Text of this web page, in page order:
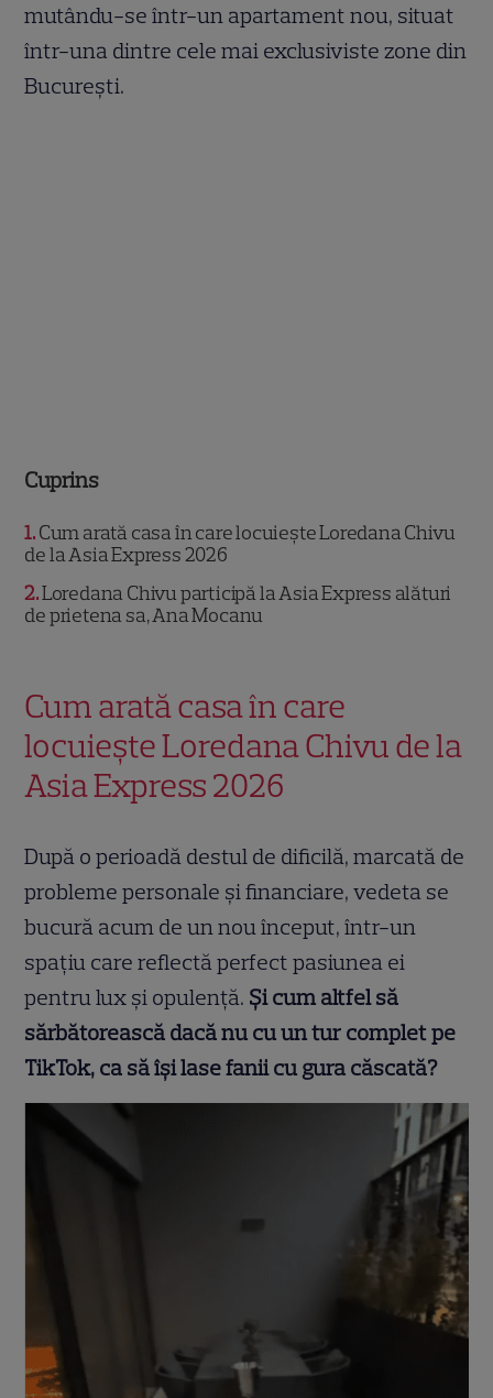
mutându-se într-un apartament nou, situat
într-una dintre cele mai exclusiviste zone din
București.
Cuprins
1 Cum arată casa în care locuiește Loredana Chivu
de la Asia Express 2026
2 Loredana Chivu participă la Asia Express alături
de prietena sa, Ana Mocanu
Cum arată casa în care
locuiește Loredana Chivu de la
Asia Express 2026
După o perioadă destul de dificilă, marcată de
probleme personale și financiare, vedeta se
bucură acum de un nou început, într-un
spațiu care reflectă perfect pasiunea ei
pentru lux și opulență. Și cum altfel să
sărbătorească dacă nu cu un tur complet pe
TikTok, ca să își lase fanii cu gura căscată?